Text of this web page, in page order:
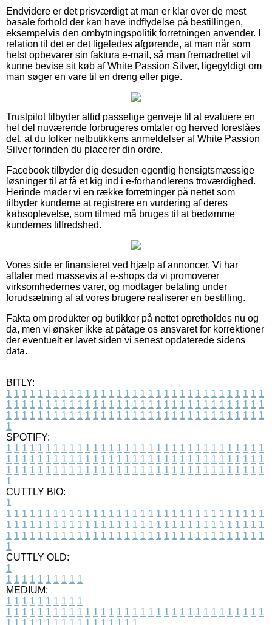
Endvidere er det prisværdigt at man er klar over de mest
basale forhold der kan have indflydelse på bestillingen,
eksempelvis den ombytningspolitik forretningen anvender. I
relation til det er det ligeledes afgørende, at man når som
helst opbevarer sin faktura e-mail, så man fremadrettet vil
kunne bevise sit køb af White Passion Silver, ligegyldigt om
man søger en vare til en dreng eller pige.
Trustpilot tilbyder altid passelige genveje til at evaluere en
hel del nuværende forbrugeres omtaler og herved foreslåes
det, at du tolker netbutikkens anmeldelser af White Passion
Silver forinden du placerer din ordre.
Facebook tilbyder dig desuden egentlig hensigtsmæssige
løsninger til at få et kig ind i e-forhandlerens troværdighed.
Herinde møder vi en række forretninger på nettet som
tilbyder kunderne at registrere en vurdering af deres
købsoplevelse, som tilmed må bruges til at bedømme
kundernes tilfredshed.
Vores side er finansieret ved hjælp af annoncer. Vi har
aftaler med massevis af e-shops da vi promoverer
virksomhedernes varer, og modtager betaling under
forudsætning af at vores brugere realiserer en bestilling.
Fakta om produkter og butikker på nettet opretholdes nu og
da, men vi ønsker ikke at påtage os ansvaret for korrektioner
der eventuelt er lavet siden vi senest opdaterede sidens
data.
BITLY:
1 1 1 1 1 1 1 1 1 1 1 1 1 1 1 1 1 1 1 1 1 1 1 1 1 1 1 1 1 1 1 1 1
1 1 1 1 1 1 1 1 1 1 1 1 1 1 1 1 1 1 1 1 1 1 1 1 1 1 1 1 1 1 1 1 1
1 1 1 1 1 1 1 1 1 1 1 1 1 1 1 1 1 1 1 1 1 1 1 1 1 1 1 1 1 1 1 1 1
1
SPOTIFY:
1 1 1 1 1 1 1 1 1 1 1 1 1 1 1 1 1 1 1 1 1 1 1 1 1 1 1 1 1 1 1 1 1
1 1 1 1 1 1 1 1 1 1 1 1 1 1 1 1 1 1 1 1 1 1 1 1 1 1 1 1 1 1 1 1 1
1 1 1 1 1 1 1 1 1 1 1 1 1 1 1 1 1 1 1 1 1 1 1 1 1 1 1 1 1 1 1 1 1
1
CUTTLY BIO:
1
1 1 1 1 1 1 1 1 1 1 1 1 1 1 1 1 1 1 1 1 1 1 1 1 1 1 1 1 1 1 1 1 1
1 1 1 1 1 1 1 1 1 1 1 1 1 1 1 1 1 1 1 1 1 1 1 1 1 1 1 1 1 1 1 1 1
1 1 1 1 1 1 1 1 1 1 1 1 1 1 1 1 1 1 1 1 1 1 1 1 1 1 1 1 1 1 1 1 1
1
CUTTLY OLD:
1
1 1 1 1 1 1 1 1 1 1
MEDIUM:
1 1 1 1 1 1 1 1 1 1
1 1 1 1 1 1 1 1 1 1 1 1 1 1 1 1 1 1 1 1 1 1 1 1 1 1 1 1 1 1 1 1 1
1 1 1 1 1 1 1 1 1 1 1 1 1 1 1 1 1